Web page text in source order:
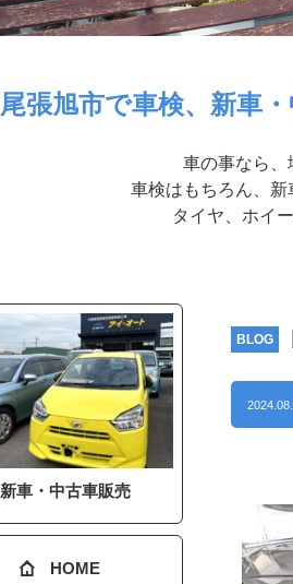
尾張旭市で車検、新車
車の事なら、
車検はもちろん、新
タイヤ、ホイ
BLOG
新車・中古車販売
HOME